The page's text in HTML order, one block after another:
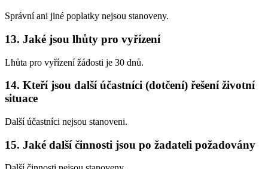
Správní ani jiné poplatky nejsou stanoveny.
13. Jaké jsou lhůty pro vyřízení
Lhůta pro vyřízení žádosti je 30 dnů.
14. Kteří jsou další účastníci (dotčení) řešení životní
situace
Další účastníci nejsou stanoveni.
15. Jaké další činnosti jsou po žadateli požadovány